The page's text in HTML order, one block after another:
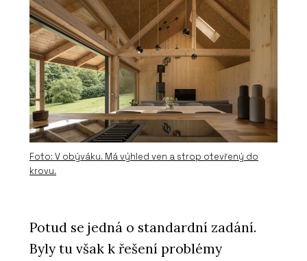
Foto: V obýváku. Má výhled ven a strop otevřený do
krovu.
Potud se jedná o standardní zadání.
Byly tu však k řešení problémy